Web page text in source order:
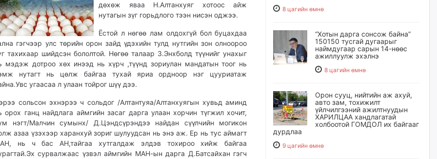
дөхөж яваа Н.Алтанхуяг хотоос айж
нутагын зүг горьдлого тээн нисэн оджээ.
Ёстой л нөгөө лам олдохгүй бол буцахдаа
гэгчээр улс төрийн орон зайд үдэхийн тулд нутгийн зон олноороо
тахихаар шийдсэн бололтой. Нөгөө талаар З.Энхболд түүнийг унахыг
мэдэж дотроо хөх инээд нь хүрч ,түүнд зориулан мандатын тоог нь
нутагт нь цөлж байгаа тухай яриа ордноор нэг цууриатаж
угаасаа л улаан тойрог шүү дээ.
сольсон эхнэрээ ч сольдог /Алтантуяа/Алтанхуягын хувьд аминд
орох ганц найдлага аймгийн засаг дарга улаан хорчин түгжил хочит,
нэгт/Малчин сумынх/ Д.Цэндсүрэндээ найдан сүүлчийн могикон
азаа үзэхээр харанхуй зориг шулуудсан нь энэ аж. Ер нь тус аймагт
нь ч бас АН,тайгаа хутгалдаж элдэв тохироо хийж байгаа
сурвалжаас үзвэл аймгийн МАН-ын дарга Д.Батсайхан гэгч
8 цагийн өмнө
“Хотын дарга сонсож байна”
150150 тусгай дугаарыг
наймдугаар сарын 14-нөөс
ажиллуулж эхэлнэ
8 цагийн өмнө
Орон сууц, нийтийн аж ахуй,
авто зам, тохижилт
үйлчилгээний ажилтнуудын
ХАРИЛЦАА хандлагатай
холбоотой ГОМДОЛ их байгааг
дурдлаа
9 цагийн өмнө